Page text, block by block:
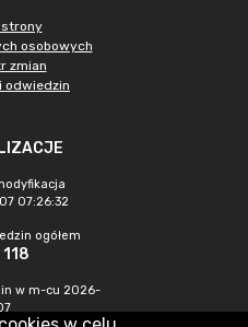
strony
osobowych
zmian
07:26:32
ogółem
w m-cu 2026-